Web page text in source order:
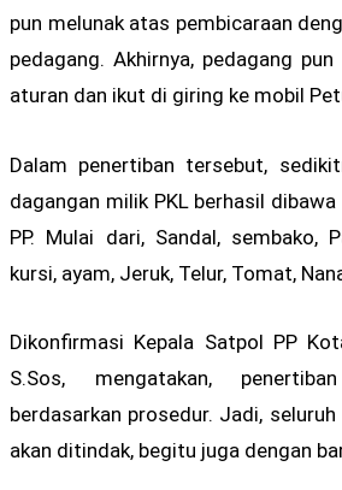
pun melunak atas pembicaraan
pedagang. Akhirnya, pedagang
aturan dan ikut di giring ke mobil
Dalam penertiban tersebut,
dagangan milik PKL berhasil
PP. Mulai dari, Sandal, sembako,
kursi, ayam, Jeruk, Telur, Tomat,
Dikonfirmasi Kepala Satpol PP
S.Sos, mengatakan,
berdasarkan prosedur. Jadi,
akan ditindak, begitu juga dengan